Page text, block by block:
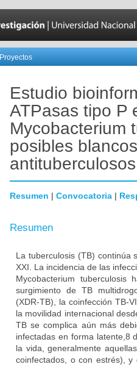
Proyectos
Estudio
ATPasas tipo P
Mycobacterium
posibles
antituberculosos
Resumen | Convocatoria |
Resumen
La tuberculosis (TB) continúa
XXI. La incidencia de las
Mycobacterium
surgimiento de TB
(XDR-TB), la coinfección TB-
la movilidad internacional
TB se complica aún más
infectadas en forma latente,8
la vida, generalmente
coinfectados, o con estrés), y